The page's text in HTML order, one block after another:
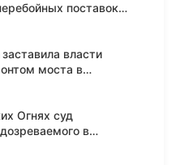
поставок
власти
моста в
Огнях суд
в